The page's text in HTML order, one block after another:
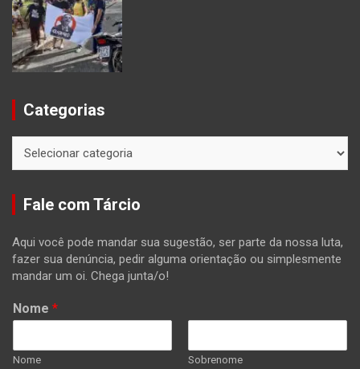
Categorias
Fale com Tárcio
Aqui você pode mandar sua sugestão, ser parte da nossa luta,
fazer sua denúncia, pedir alguma orientação ou simplesmente
mandar um oi. Chega junta/o!
Nome *
Nome Sobrenome